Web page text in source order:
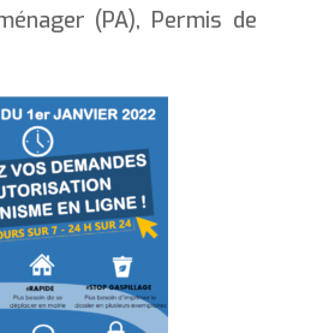
(PA), Permis de